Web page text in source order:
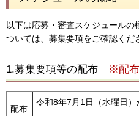
以下は応募・審査スケジュール
ついては、募集要項をご確認くだ
1.募集要項等の配布 ※配布
配布
令和8年7月1日（水曜日